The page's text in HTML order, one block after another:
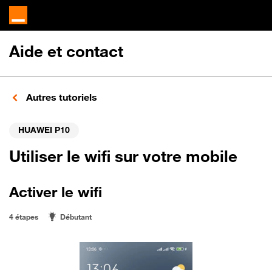
Aide et contact
Autres tutoriels
HUAWEI P10
Utiliser le wifi sur votre mobile
Activer le wifi
4 étapes Débutant